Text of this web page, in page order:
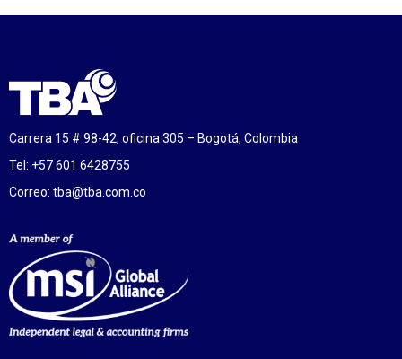
Carrera 15 # 98-42, oficina 305 – Bogotá, Colombia
Tel: +57 601 6428755
Correo: tba@tba.com.co